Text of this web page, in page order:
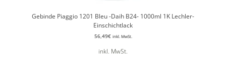
Gebinde Piaggio 1201 Bleu -Daih B24- 1000ml 1K Lechler-
Einschichtlack
56,49€ inkl. MwSt.
inkl. MwSt.